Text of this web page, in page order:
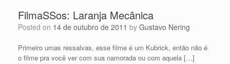
FilmaSSos: Laranja Mecânica
Posted on 14 de outubro de 2011 by Gustavo Nering
Primeiro umas ressalvas, esse filme é um Kubrick, então não é
o filme pra você ver com sua namorada ou com aquela […]